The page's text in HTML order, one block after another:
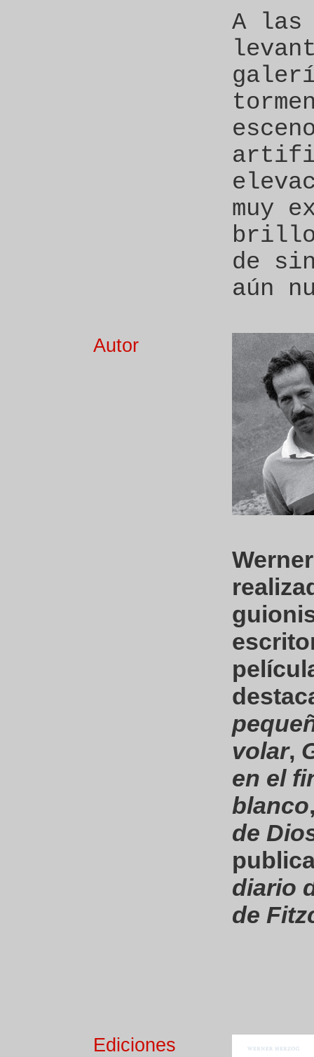
A las
muy
brillo
de
aún
Autor
volar,
en el
blanco
de
diario
de
Ediciones